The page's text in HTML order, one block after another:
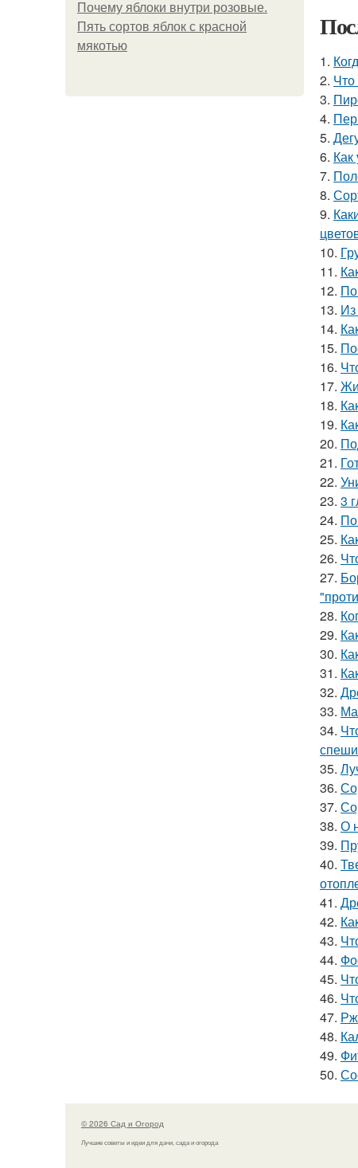
Почему яблоки внутри розовые.
Пять сортов яблок с красной
мякотью
1.
2.
3.
4.
5.
6.
7.
8.
9.
10.
11.
12.
13.
14.
15.
16.
17.
18.
19.
20.
21.
22.
23. 3
24.
25.
26.
27.
28.
29.
30.
31.
32.
33.
34.
35.
36.
37.
38. О
39.
40.
41.
42.
43.
44.
45.
46.
47.
48.
49.
50.
© 2026 Сад и Огород
Лучшие советы и идеи для дачи, сада и огорода